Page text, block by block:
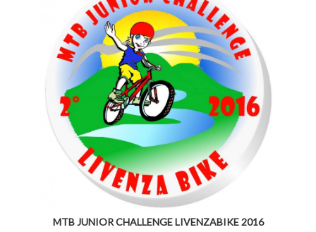
MTB JUNIOR CHALLENGE LIVENZABIKE 2016